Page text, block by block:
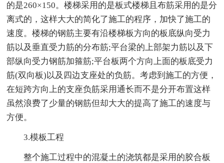
的是260×150。楼梯采用的是板式楼梯且布筋采用的是分
离式的，这样大大的简化了施工的程序，加快了施工的
速度。楼梯的钢筋主要有沿楼梯板方向的板底纵向受力
筋以及垂直受力筋的分布筋;平台梁的上部架力筋以及下
部纵向受力钢筋加箍筋;平台板两个方向上面的板底受力
筋(双向板)以及四边支座处的负筋。考虑到施工的方便，
在短跨方向上的支座负筋采用通长而不是分开布置这样
虽然浪费了少量的钢筋但却大大的提高了施工的速度与
方便。
3.模板工程
整个施工过程中的混凝土的浇筑都是采用的胶合板